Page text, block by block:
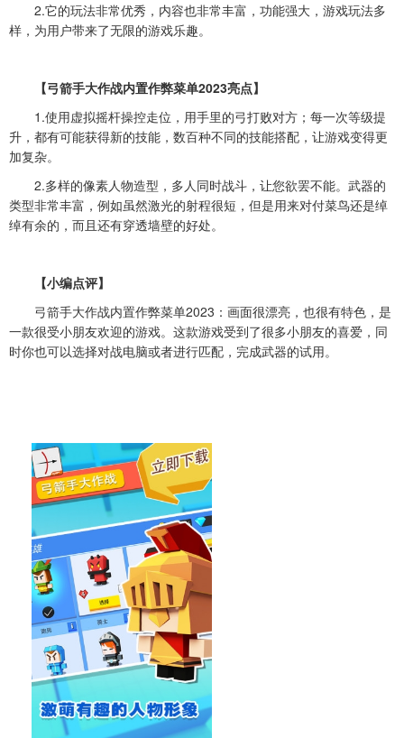
2.它的玩法非常优秀，内容也非常丰富，功能强大，游戏玩法多
样，为用户带来了无限的游戏乐趣。
【弓箭手大作战内置作弊菜单2023亮点】
1.使用虚拟摇杆操控走位，用手里的弓打败对方；每一次等级提
升，都有可能获得新的技能，数百种不同的技能搭配，让游戏变得更
加复杂。
2.多样的像素人物造型，多人同时战斗，让您欲罢不能。武器的
类型非常丰富，例如虽然激光的射程很短，但是用来对付菜鸟还是绰
绰有余的，而且还有穿透墙壁的好处。
【小编点评】
弓箭手大作战内置作弊菜单2023：画面很漂亮，也很有特色，是
一款很受小朋友欢迎的游戏。这款游戏受到了很多小朋友的喜爱，同
时你也可以选择对战电脑或者进行匹配，完成武器的试用。